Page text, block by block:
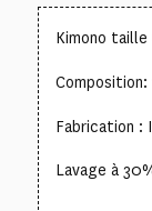
Kimono taille
Fabrication :
Lavage à